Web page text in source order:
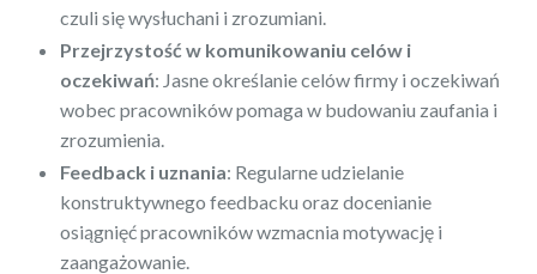
czuli się wysłuchani i zrozumiani.
Przejrzystość w komunikowaniu celów i
oczekiwań: Jasne określanie celów firmy i oczekiwań
wobec pracowników pomaga w budowaniu zaufania i
zrozumienia.
Feedback i uznania: Regularne udzielanie
konstruktywnego feedbacku oraz docenianie
osiągnięć pracowników wzmacnia motywację i
zaangażowanie.